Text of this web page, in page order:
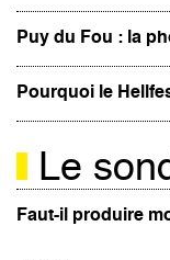
Puy du Fou : la
Pourquoi le
Le
Faut-il produire